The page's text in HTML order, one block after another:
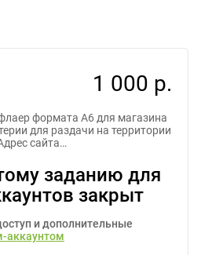
1 000 р.
формата А6 для магазина
для раздачи на территории
сайта…
заданию для
закрыт
и дополнительные
аккаунтом